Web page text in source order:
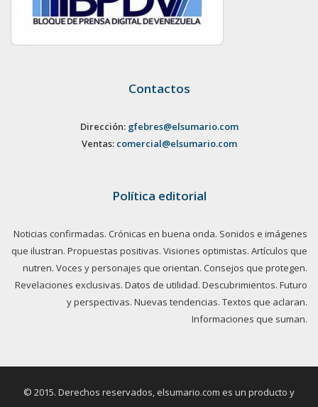
Contactos
Dirección: gfebres@elsumario.com
Ventas: comercial@elsumario.com
Política editorial
Noticias confirmadas. Crónicas en buena onda. Sonidos e imágenes
que ilustran. Propuestas positivas. Visiones optimistas. Artículos que
nutren. Voces y personajes que orientan. Consejos que protegen.
Revelaciones exclusivas. Datos de utilidad. Descubrimientos. Futuro
y perspectivas. Nuevas tendencias. Textos que aclaran.
Informaciones que suman.
© 2015. Derechos reservados, elsumario.com es un producto y